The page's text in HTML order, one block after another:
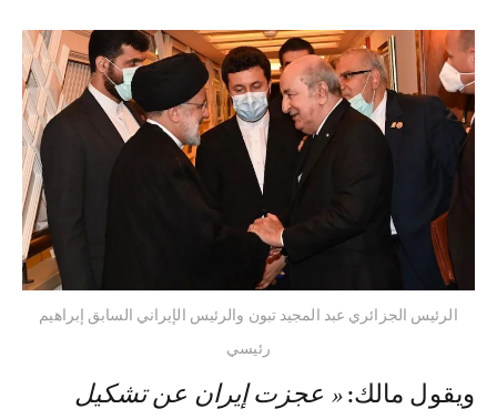
الرئيس الجزائري عبد المجيد تبون والرئيس الإيراني السابق إبراهيم
رئيسي
ويقول مالك:« عجزت إيران عن تشكيل